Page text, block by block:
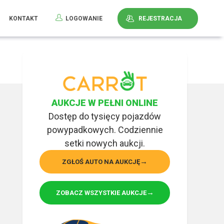
KONTAKT LOGOWANIE REJESTRACJA
AUKCJE W PEŁNI ONLINE
Dostęp do tysięcy pojazdów
powypadkowych. Codziennie
setki nowych aukcji.
ZGŁOŚ AUTO NA AUKCJĘ
ZOBACZ WSZYSTKIE AUKCJE